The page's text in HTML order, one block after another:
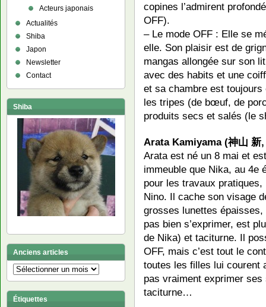
copines l’admirent
OFF).
– Le mode OFF : Elle se
elle. Son plaisir est de
mangas allongée sur son
avec des habits et une
et sa chambre est
les tripes (de bœuf, de
produits secs et salés (le
Arata Kamiyama (神山 新
Arata est né un 8 mai et
immeuble que Nika, au 4e
pour les travaux
Nino. Il cache son visage
grosses lunettes
pas bien s’exprimer, est
de Nika) et taciturne. Il
OFF, mais c’est tout le
toutes les filles lui
pas vraiment exprimer
taciturne…
Acteurs japonais
Actualités
Shiba
Japon
Newsletter
Contact
Shiba
Anciens articles
Anciens
articles
Étiquettes